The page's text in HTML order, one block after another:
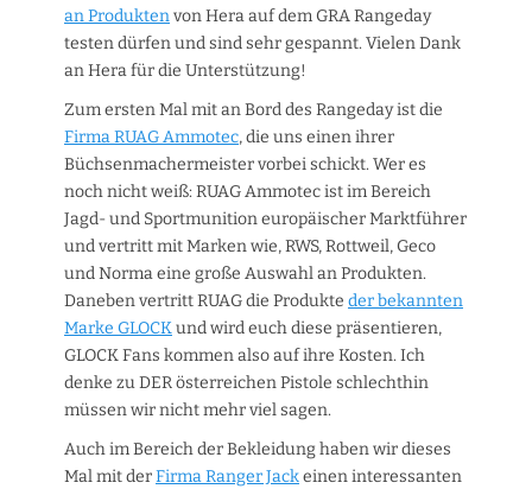
an Produktenvon Hera auf dem GRA Rangeday
testen dürfen und sind sehr gespannt. Vielen Dank
an Hera für die Unterstützung!
Zum ersten Mal mit an Bord des Rangeday ist die
Firma RUAG Ammotec, die uns einen ihrer
Büchsenmachermeister vorbei schickt. Wer es
noch nicht weiß: RUAG Ammotec ist im Bereich
Jagd- und Sportmunition europäischer Marktführer
und vertritt mit Marken wie, RWS, Rottweil, Geco
und Norma eine große Auswahl an Produkten.
Daneben vertritt RUAG die Produkte der bekannten
Marke GLOCKund wird euch diese präsentieren,
GLOCK Fans kommen also auf ihre Kosten. Ich
denke zu DER österreichen Pistole schlechthin
müssen wir nicht mehr viel sagen.
Auch im Bereich der Bekleidung haben wir dieses
Mal mit derFirma Ranger Jackeinen interessanten